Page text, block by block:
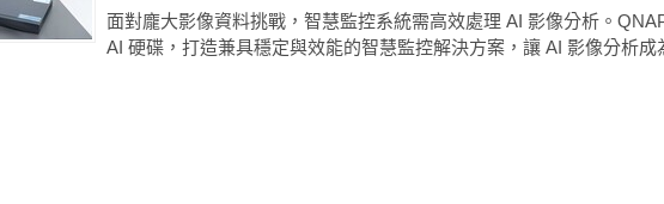
面對龐大影像資料挑戰，智慧監控系統需高效處理 AI 影像分析。
AI 硬碟，打造兼具穩定與效能的智慧監控解決方案，讓 AI 影像分析成